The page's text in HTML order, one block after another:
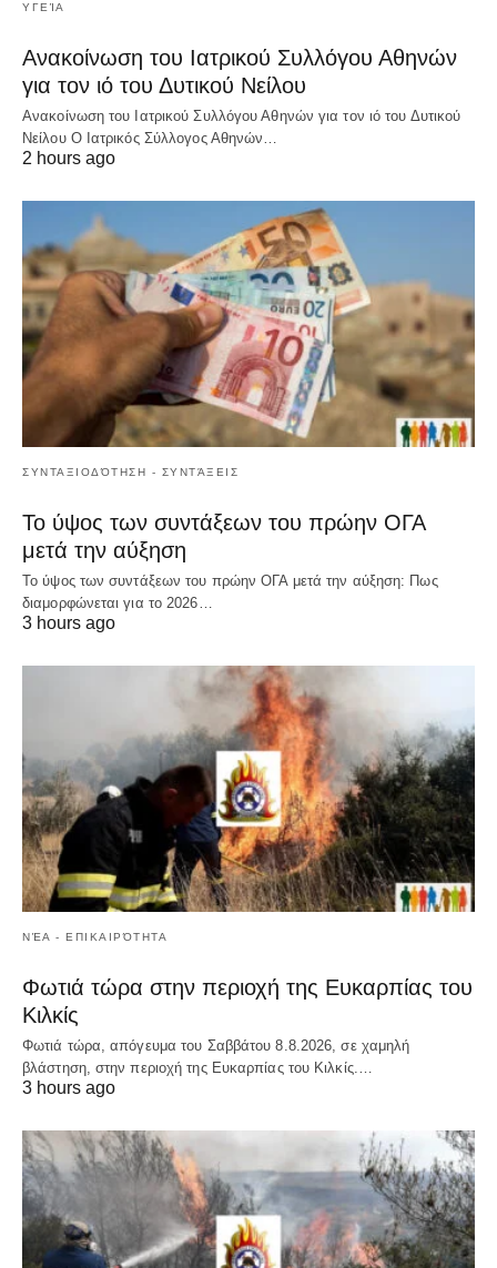
ΥΓΕΊΑ
Ανακοίνωση του Ιατρικού Συλλόγου Αθηνών
για τον ιό του Δυτικού Νείλου
Ανακοίνωση του Ιατρικού Συλλόγου Αθηνών για τον ιό του Δυτικού
Νείλου Ο Ιατρικός Σύλλογος Αθηνών…
2 hours ago
ΣΥΝΤΑΞΙΟΔΌΤΗΣΗ - ΣΥΝΤΆΞΕΙΣ
Το ύψος των συντάξεων του πρώην ΟΓΑ
μετά την αύξηση
Το ύψος των συντάξεων του πρώην ΟΓΑ μετά την αύξηση: Πως
διαμορφώνεται για το 2026…
3 hours ago
ΝΈΑ - ΕΠΙΚΑΙΡΌΤΗΤΑ
Φωτιά τώρα στην περιοχή της Ευκαρπίας του
Κιλκίς
Φωτιά τώρα, απόγευμα του Σαββάτου 8.8.2026, σε χαμηλή
βλάστηση, στην περιοχή της Ευκαρπίας του Κιλκίς.…
3 hours ago